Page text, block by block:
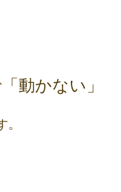
動かない」